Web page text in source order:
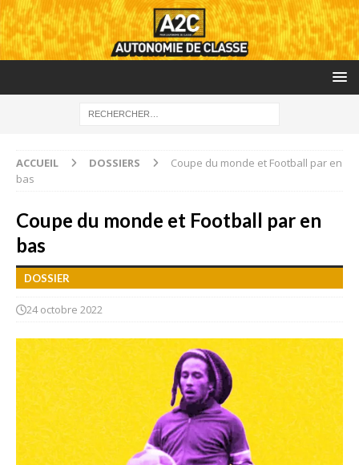
ACCUEIL DOSSIERS
Coupe du monde et Football par en
bas
Coupe du monde et Football par en
bas
DOSSIER
24 octobre 2022